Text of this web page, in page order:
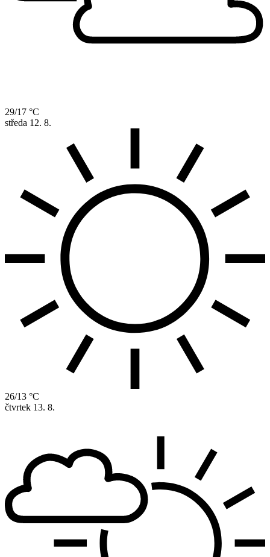
29/17 °C
středa 12. 8.
26/13 °C
čtvrtek 13. 8.